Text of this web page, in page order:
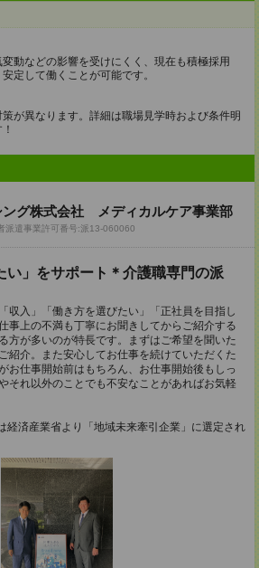
動などの影響を受けにくく、現在も積極採用
定して働くことが可能です。
が異なります。詳細は職場見学時および条件明
ング株式会社 メディカルケア事業部
派遣事業許可番号:派13-060060
い」をサポート＊介護職専門の派
収入」「働き方を選びたい」「正社員を目指し
事上の不満も丁寧にお聞きしてからご紹介する
方が多いのが特長です。まずはご希望を聞いた
紹介。また安心してお仕事を続けていただくた
お仕事開始前はもちろん、お仕事開始後もしっ
それ以外のことでも不安なことがあればお気軽
経済産業省より「地域未来牽引企業」に選定され